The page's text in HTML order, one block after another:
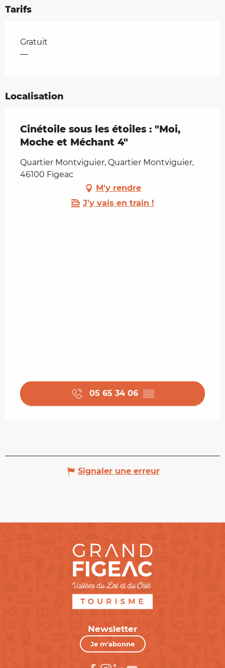
Tarifs
Tarifs 2026
Gratuit
—
Localisation
Cinétoile sous les étoiles : "Moi,
Moche et Méchant 4"
Quartier Montviguier, Quartier Montviguier,
46100 Figeac
M'y rendre
J'y vais en train !
05 65 34 06 ▒▒
Signaler une erreur
Newsletter
Je m'abonne